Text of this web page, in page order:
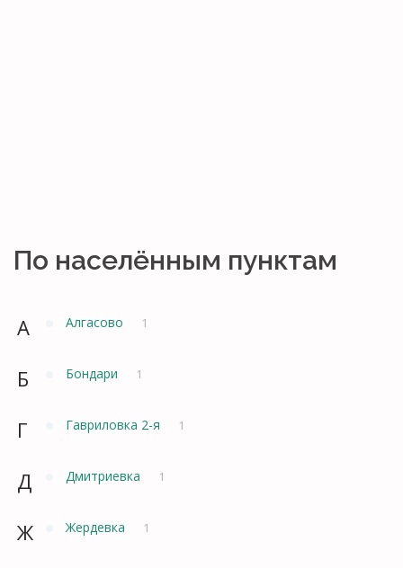
По населённым пунктам
А Алгасово 1
Б Бондари 1
Г Гавриловка 2-я 1
Д Дмитриевка 1
Ж Жердевка 1